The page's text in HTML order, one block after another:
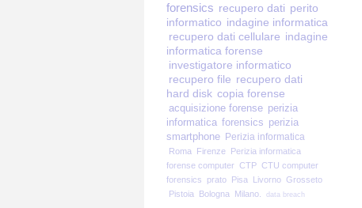
forensics recupero dati perito
informatico indagine informatica
recupero dati cellulare indagine
informatica forense
investigatore informatico
recupero file recupero dati
hard disk copia forense
acquisizione forense perizia
informatica forensics perizia
smartphone Perizia informatica
Roma Firenze Perizia informatica
forense computer CTP CTU computer
forensics
prato Pisa Livorno Grosseto
Pistoia
Bologna Milano. data breach